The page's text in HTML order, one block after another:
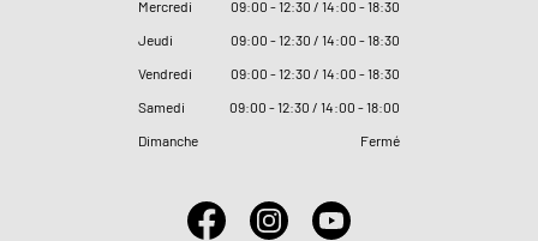
Mercredi
09:00 - 12:30 / 14:00 - 18:30
Jeudi
09:00 - 12:30 / 14:00 - 18:30
Vendredi
09:00 - 12:30 / 14:00 - 18:30
Samedi
09:00 - 12:30 / 14:00 - 18:00
Dimanche
Fermé